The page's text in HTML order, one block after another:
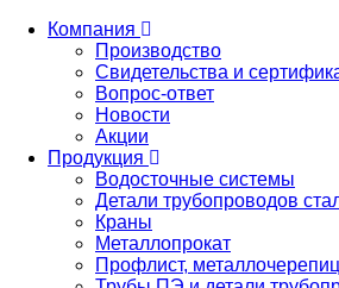
Компания
Производство
Свидетельства и
Вопрос-ответ
Новости
Акции
Продукция
Водосточные системы
Детали трубопроводов
Краны
Металлопрокат
Профлист,